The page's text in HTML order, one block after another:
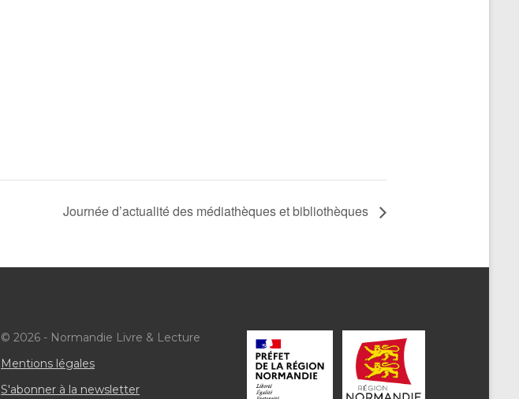
Journée d’actualité des médiathèques et bibliothèques
© 2026 - Normandie Livre & Lecture
Mentions légales
S'abonner à la newsletter